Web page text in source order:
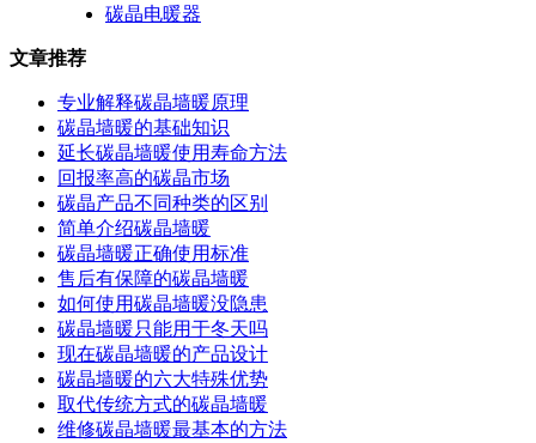
碳晶电暖器
文章推荐
专业解释碳晶墙暖原理
碳晶墙暖的基础知识
延长碳晶墙暖使用寿命方法
回报率高的碳晶市场
碳晶产品不同种类的区别
简单介绍碳晶墙暖
碳晶墙暖正确使用标准
售后有保障的碳晶墙暖
如何使用碳晶墙暖没隐患
碳晶墙暖只能用于冬天吗
现在碳晶墙暖的产品设计
碳晶墙暖的六大特殊优势
取代传统方式的碳晶墙暖
维修碳晶墙暖最基本的方法